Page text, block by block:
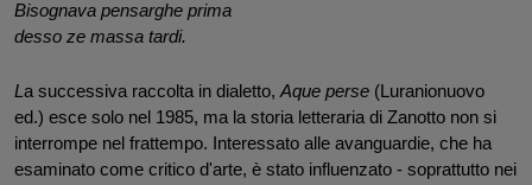
Bisognava pensarghe prima
desso ze massa tardi.
L a successiva raccolta in dialetto, Aque perse (Luranionuovo
ed.) esce solo nel 1985, ma la storia letteraria di Zanotto non si
interrompe nel frattempo. Interessato alle avanguardie, che ha
esaminato come critico d'arte, è stato influenzato - soprattutto nei